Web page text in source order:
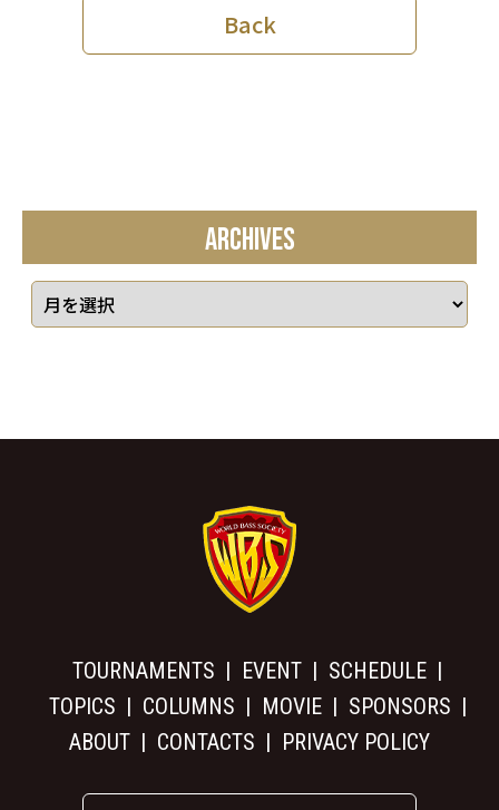
Back
ARCHIVES
TOURNAMENTS EVENT
SCHEDULE
TOPICS
COLUMNS MOVIE
SPONSORS
ABOUT
CONTACTS PRIVACY POLICY